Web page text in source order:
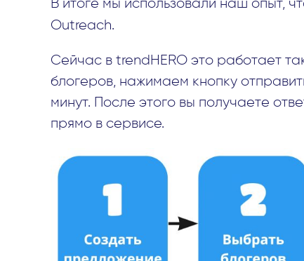
В итоге мы использовали наш опыт,
Outreach.
Сейчас в trendHERO это работает
блогеров, нажимаем кнопку
минут. После этого вы получаете
прямо в сервисе.